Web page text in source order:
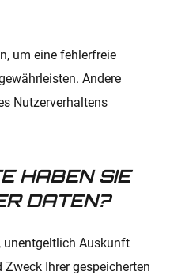
um eine fehlerfreie
Andere
Nutzerverhaltens
HABEN SIE
DATEN?
unentgeltlich Auskunft
Ihrer gespeicherten